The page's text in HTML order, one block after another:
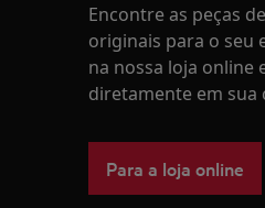
Encontre as peças
originais para o seu
na nossa loja online
diretamente em sua
Para a loja online